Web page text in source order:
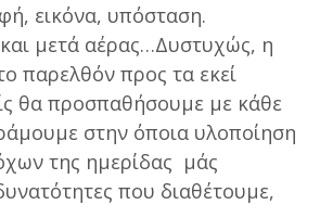
εικόνα, υπόσταση.
και μετά αέρας…Δυστυχώς, η
παρελθόν προς τα εκεί
θα προσπαθήσουμε με κάθε
στην όποια υλοποίηση
της ημερίδας μάς
που διαθέτουμε,